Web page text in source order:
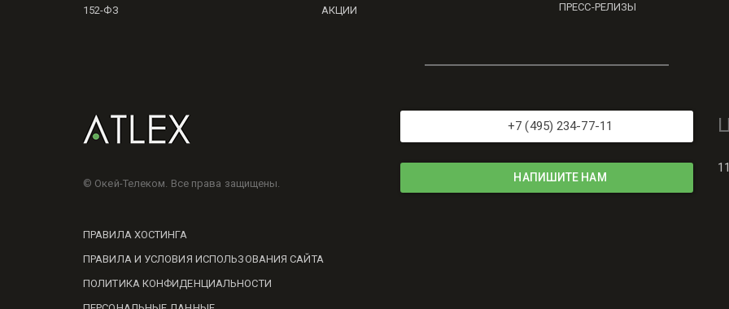
152-ФЗ
АКЦИИ
ПРЕСС-РЕЛИЗЫ
© Окей-Телеком. Все права защищены.
ПРАВИЛА ХОСТИНГА
ПРАВИЛА И УСЛОВИЯ ИСПОЛЬЗОВАНИЯ САЙТА
ПОЛИТИКА КОНФИДЕНЦИАЛЬНОСТИ
+7 (495) 234-77-11
НАПИШИТЕ НАМ